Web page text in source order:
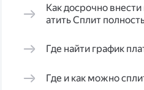
Как досрочно
атить Сплит
Где найти график
Где и как можно